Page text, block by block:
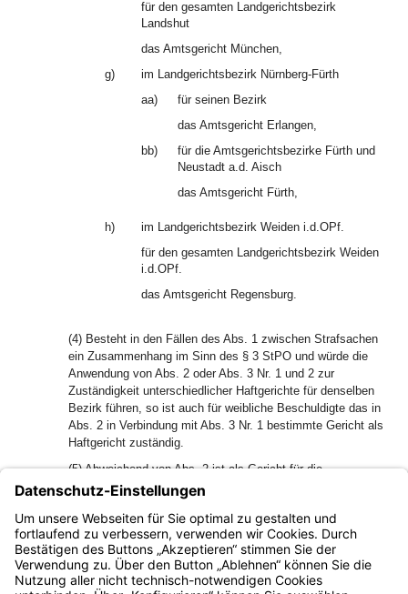
für den gesamten Landgerichtsbezirk
Landshut
das Amtsgericht München,
g)
im Landgerichtsbezirk Nürnberg-Fürth
aa)
für seinen Bezirk
das Amtsgericht Erlangen,
bb)
für die Amtsgerichtsbezirke Fürth und
Neustadt a.d. Aisch
das Amtsgericht Fürth,
h)
im Landgerichtsbezirk Weiden i.d.OPf.
für den gesamten Landgerichtsbezirk Weiden
i.d.OPf.
das Amtsgericht Regensburg.
(4) Besteht in den Fällen des Abs. 1 zwischen Strafsachen
ein Zusammenhang im Sinn des § 3 StPO und würde die
Anwendung von Abs. 2 oder Abs. 3 Nr. 1 und 2 zur
Zuständigkeit unterschiedlicher Haftgerichte für denselben
Bezirk führen, so ist auch für weibliche Beschuldigte das in
Abs. 2 in Verbindung mit Abs. 3 Nr. 1 bestimmte Gericht als
Haftgericht zuständig.
(5) Abweichend von Abs. 2 ist als Gericht für die
Entscheidung über die Anordnung der
Hauptverhandlungshaft (§ 127b StPO) im
Landgerichtsbezirk Regensburg das Amtsgericht Cham für
seinen Bezirk zuständig.